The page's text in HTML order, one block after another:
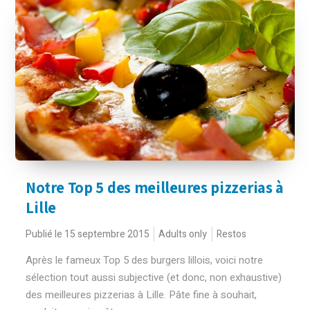
Notre Top 5 des meilleures pizzerias à
Lille
Publié le 15 septembre 2015 Adults only Restos
Après le fameux Top 5 des burgers lillois, voici notre
sélection tout aussi subjective (et donc, non exhaustive)
des meilleures pizzerias à Lille. Pâte fine à souhait,